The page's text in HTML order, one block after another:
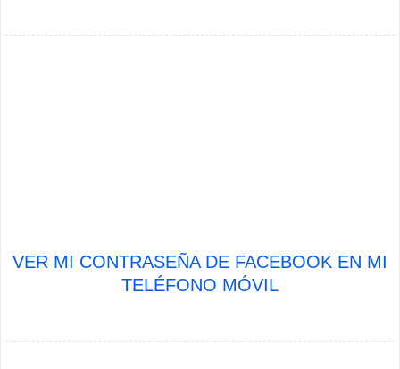
VER MI CONTRASEÑA DE FACEBOOK EN MI
TELÉFONO MÓVIL